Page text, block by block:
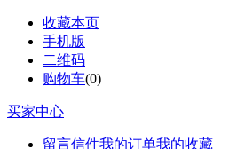
收藏本页
手机版
二维码
购物车(0)
买家中心
留言信件我的订单我的收藏